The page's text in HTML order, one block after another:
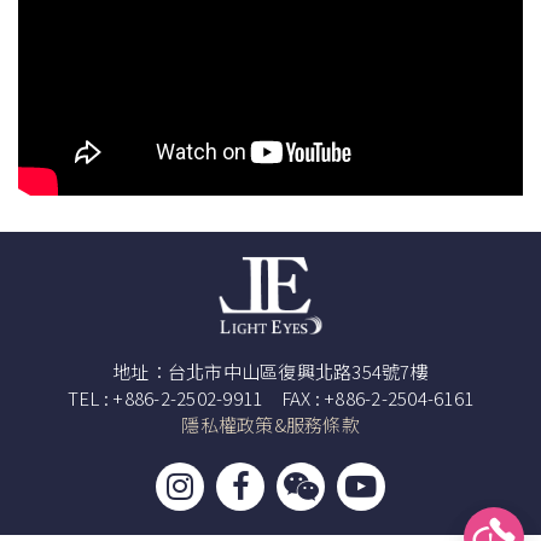
地址：台北市中山區復興北路354號7樓
TEL : +886-2-2502-9911 FAX : +886-2-2504-6161
隱私權政策&服務條款